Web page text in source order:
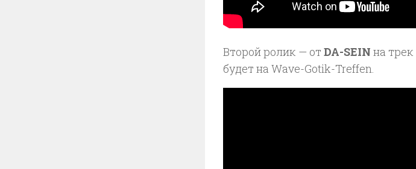
Второй ролик — от DA-SEIN на трек
будет на Wave-Gotik-Treffen.